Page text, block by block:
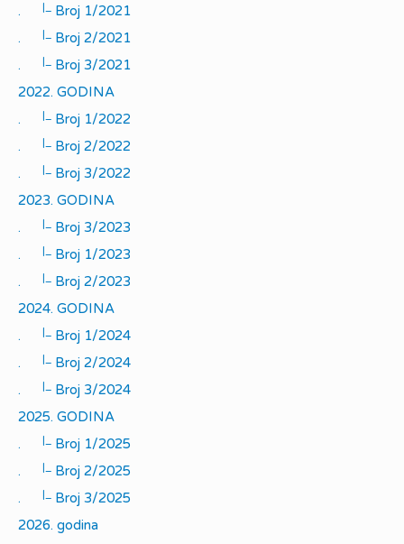
.
|_
Broj 1/2021
.
|_
Broj 2/2021
.
|_
Broj 3/2021
2022. GODINA
.
|_
Broj 1/2022
.
|_
Broj 2/2022
.
|_
Broj 3/2022
2023. GODINA
.
|_
Broj 3/2023
.
|_
Broj 1/2023
.
|_
Broj 2/2023
2024. GODINA
.
|_
Broj 1/2024
.
|_
Broj 2/2024
.
|_
Broj 3/2024
2025. GODINA
.
|_
Broj 1/2025
.
|_
Broj 2/2025
.
|_
Broj 3/2025
2026. godina